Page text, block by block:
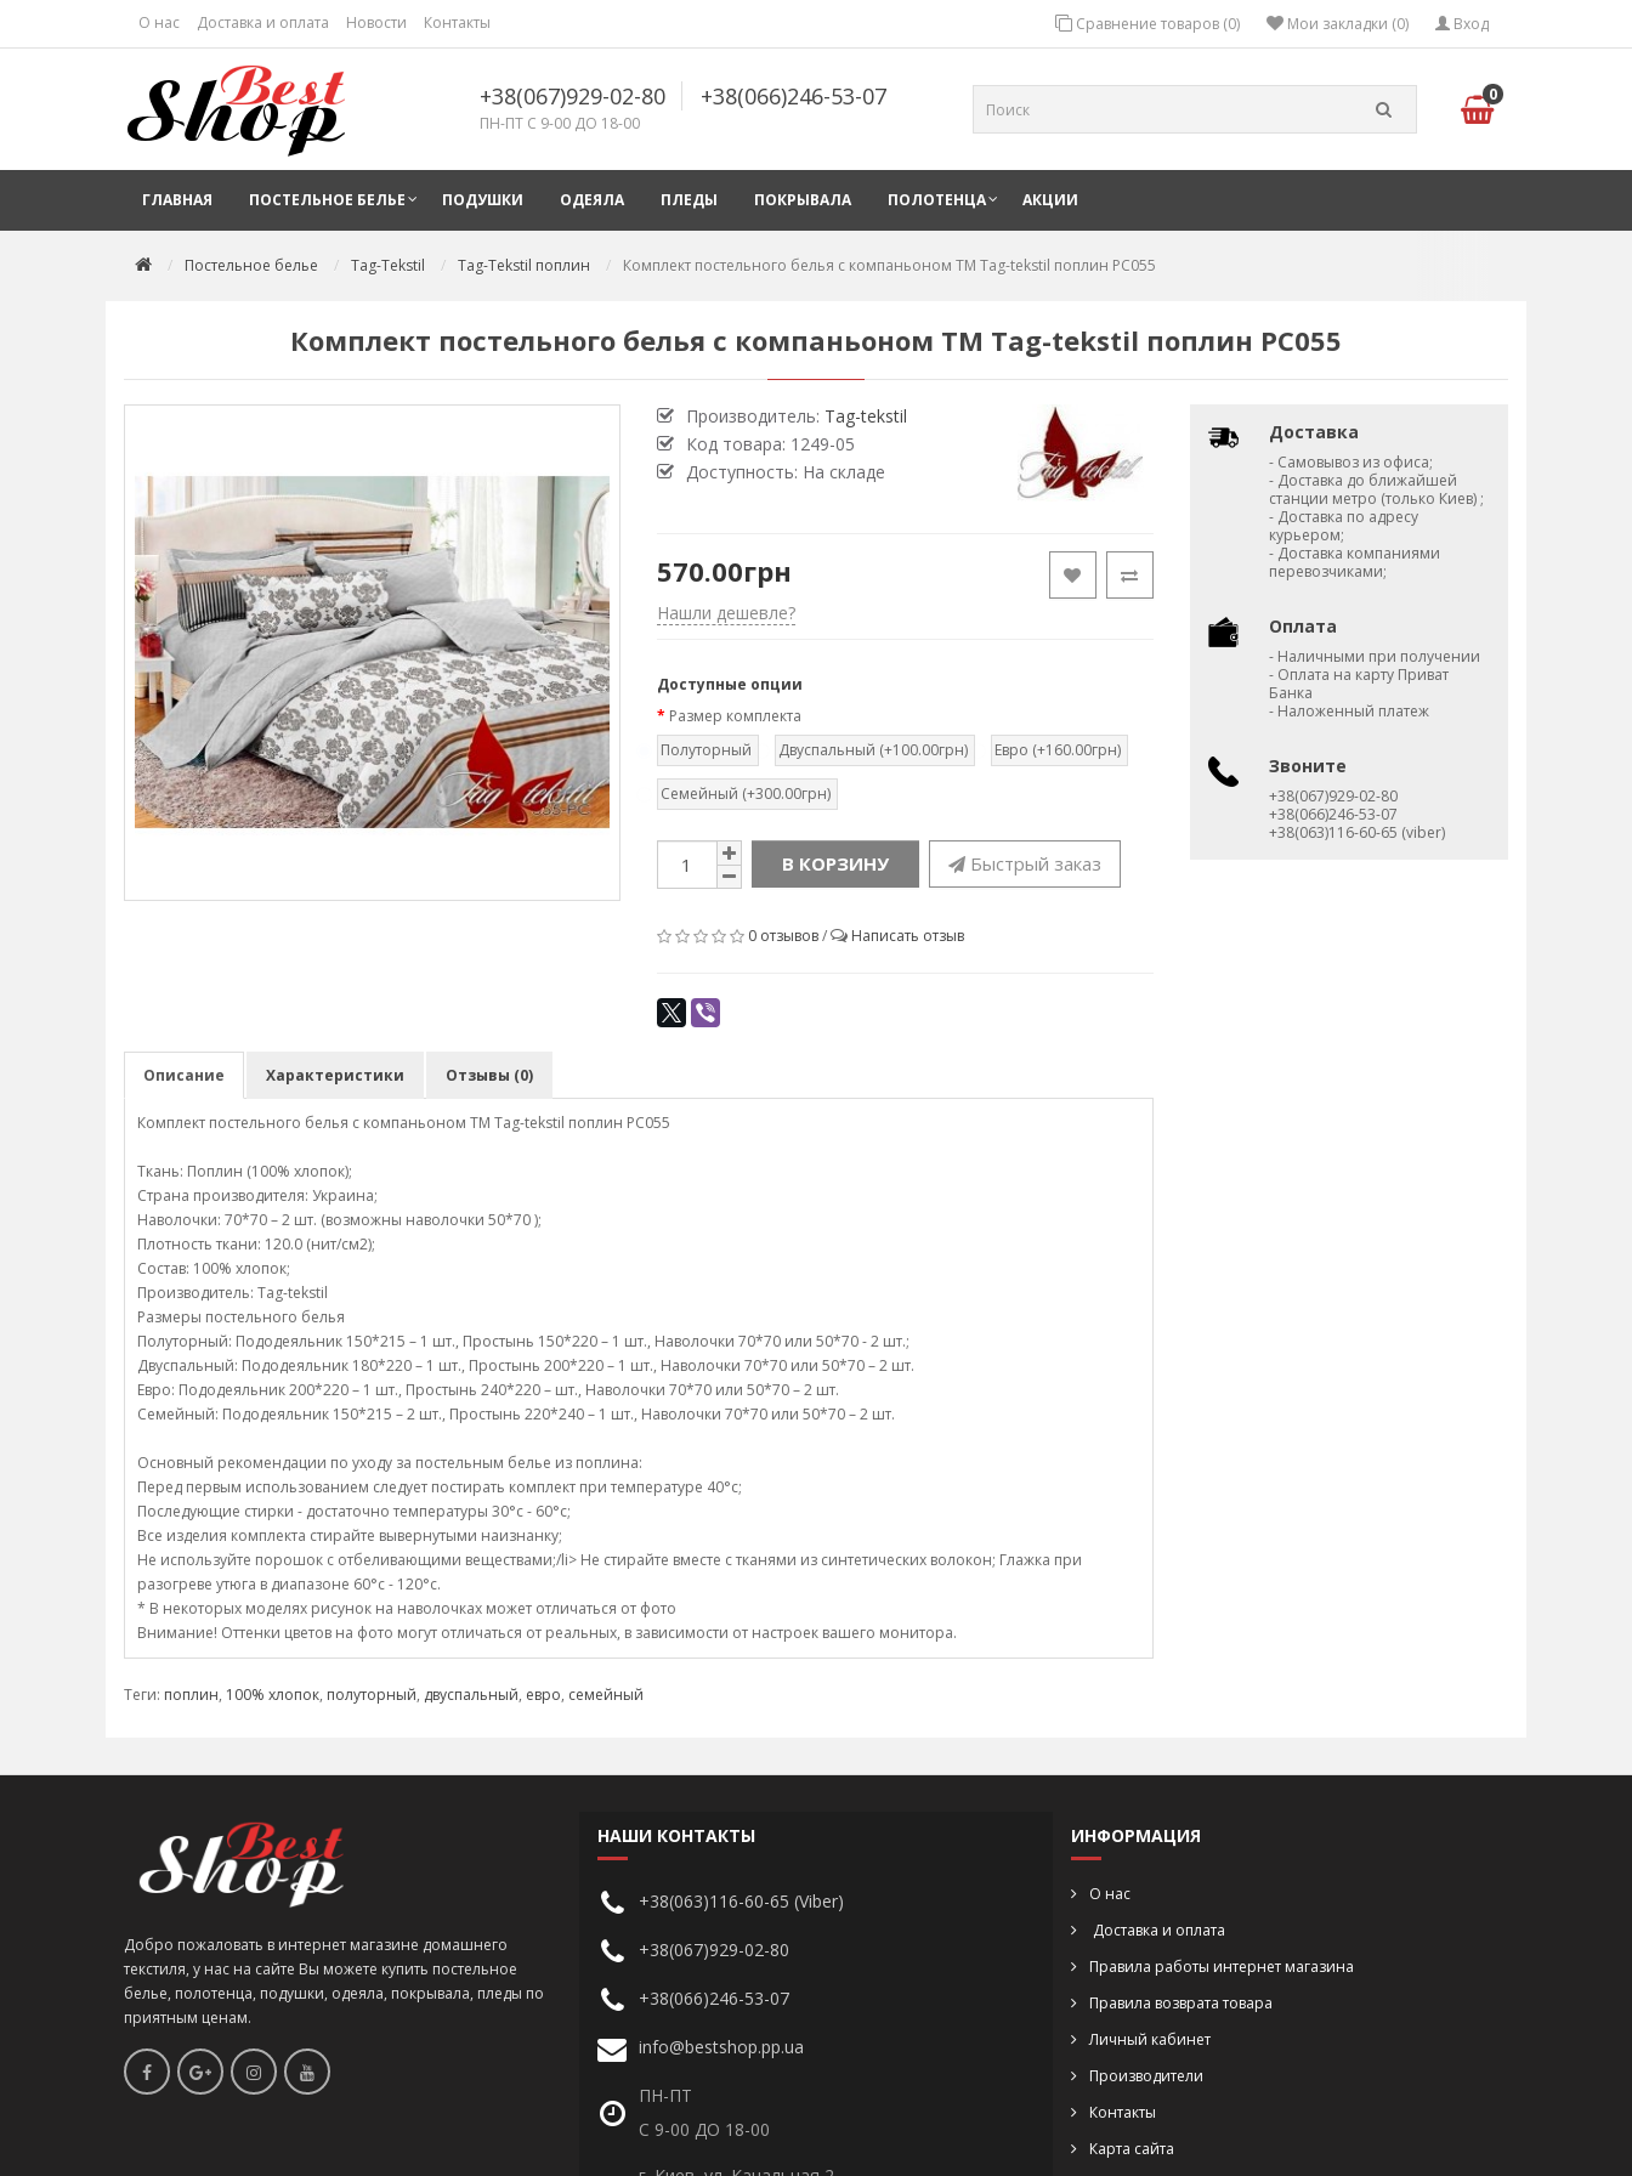
О нас Доставка и оплата Новости Контакты Вход
Мои закладки (0)
Сравнение товаров (0)
+38(067)929-02-80 +38(066)246-53-07
ПН-ПТ С 9-00 ДО 18-00
0
ГЛАВНАЯ ПОСТЕЛЬНОЕ БЕЛЬЕ ПОДУШКИ ОДЕЯЛА ПЛЕДЫ ПОКРЫВАЛА ПОЛОТЕНЦА АКЦИИ
Постельное белье Tag-Tekstil Tag-Tekstil поплин Комплект постельного белья с компаньоном TM Tag-tekstil поплин PC055
Комплект постельного белья с компаньоном TM Tag-tekstil поплин PC055
Производитель: Tag-tekstil
Код товара: 1249-05
Доступность: На складе
570.00грн
Нашли дешевле?
Доступные опции
Размер комплекта
Полуторный
Двуспальный (+100.00грн) Евро (+160.00грн)
Семейный (+300.00грн)
В КОРЗИНУ Быстрый заказ
0 отзывов/ Написать отзыв
Описание Характеристики Отзывы (0)
Комплект постельного белья с компаньоном TM Tag-tekstil поплин PC055
Ткань: Поплин (100% хлопок);
Страна производителя: Украина;
Наволочки: 70*70 – 2 шт. (возможны наволочки 50*70 );
Плотность ткани: 120.0 (нит/см2);
Состав: 100% хлопок;
Производитель: Tag-tekstil
Размеры постельного белья
Полуторный: Пододеяльник 150*215 – 1 шт., Простынь 150*220 – 1 шт., Наволочки 70*70 или 50*70 - 2 шт.;
Двуспальный: Пододеяльник 180*220 – 1 шт., Простынь 200*220 – 1 шт., Наволочки 70*70 или 50*70 – 2 шт.
Евро: Пододеяльник 200*220 – 1 шт., Простынь 240*220 – шт., Наволочки 70*70 или 50*70 – 2 шт.
Семейный: Пододеяльник 150*215 – 2 шт., Простынь 220*240 – 1 шт., Наволочки 70*70 или 50*70 – 2 шт.
Основный рекомендации по уходу за постельным белье из поплина:
Перед первым использованием следует постирать комплект при температуре 40°c;
Последующие стирки - достаточно температуры 30°c - 60°c;
Все изделия комплекта стирайте вывернутыми наизнанку;
Не используйте порошок с отбеливающими веществами;/li> Не стирайте вместе с тканями из синтетических волокон; Глажка при
разогреве утюга в диапазоне 60°c - 120°c.
* В некоторых моделях рисунок на наволочках может отличаться от фото
Внимание! Оттенки цветов на фото могут отличаться от реальных, в зависимости от настроек вашего монитора.
Теги: поплин, 100% хлопок, полуторный, двуспальный, евро, семейный
Доставка
- Самовывоз из офиса;
- Доставка до ближайшей
станции метро (только Киев) ;
- Доставка по адресу
курьером;
- Доставка компаниями
перевозчиками;
Оплата
- Наличными при получении
- Оплата на карту Приват
Банка
- Наложенный платеж
Звоните
+38(067)929-02-80
+38(066)246-53-07
+38(063)116-60-65 (viber)
Добро пожаловать в интернет магазине домашнего
текстиля, у нас на сайте Вы можете купить постельное
белье, полотенца, подушки, одеяла, покрывала, пледы по
приятным ценам.
НАШИ КОНТАКТЫ
+38(063)116-60-65 (Viber)
+38(067)929-02-80
+38(066)246-53-07
info@bestshop.pp.ua
ПН-ПТ
С 9-00 ДО 18-00
ИНФОРМАЦИЯ
О нас
Доставка и оплата
Правила работы интернет магазина
Правила возврата товара
Личный кабинет
Производители
Контакты
Карта сайта